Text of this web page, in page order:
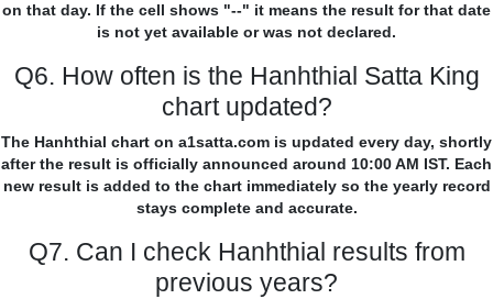
on that day. If the cell shows "--" it means the result for that date
is not yet available or was not declared.
Q6. How often is the Hanhthial Satta King
chart updated?
The Hanhthial chart on a1satta.com is updated every day, shortly
after the result is officially announced around 10:00 AM IST. Each
new result is added to the chart immediately so the yearly record
stays complete and accurate.
Q7. Can I check Hanhthial results from
previous years?